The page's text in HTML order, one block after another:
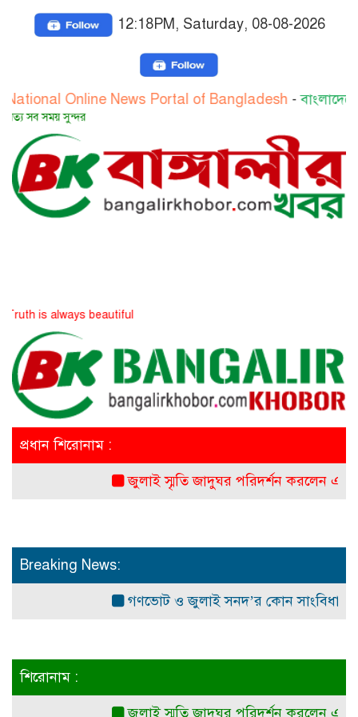
12:18PM, Saturday, 08-08-2026
News Portal of Bangladesh-বাংলাদেশের জাতীয়
beautiful
প্রধান শিরোনাম :
জুলাই স্মৃতি জাদুঘর পরিদর্শন করলেন এনসিপি
Breaking News:
গণভোট ও জুলাই সনদ’র কোন সাংবিধানিক ও
শিরোনাম :
জুলাই স্মৃতি জাদুঘর পরিদর্শন করলেন এনসিপি